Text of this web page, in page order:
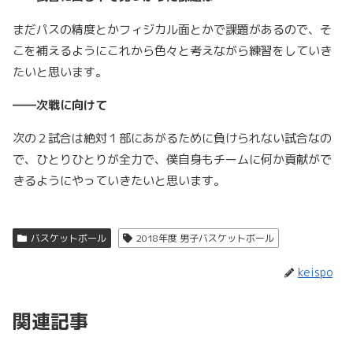
まだパスの精度とかフィジカル面とかで課題があるので、そ
こを補えるようにこれから色々と考えながら練習をしていき
たいと思います。
――次戦に向けて
次の２試合は絶対１部にあがるために負けられない試合なの
で、ひとりひとりが全力で、僕自身もチームに何か貢献がで
きるようにやっていきたいと思います。
バスケットボール 2018年度 男子バスケットボール
keispo
関連記事